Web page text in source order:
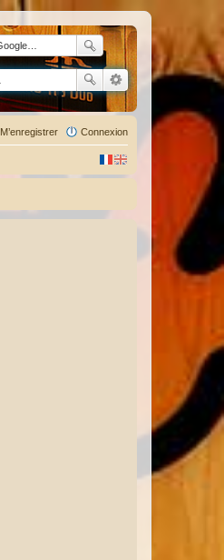
Connexion
M’enregistrer